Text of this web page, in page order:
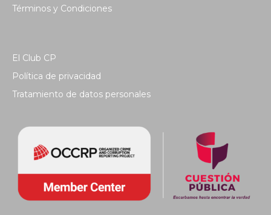
Términos y Condiciones
El Club CP
Política de privacidad
Tratamiento de datos personales